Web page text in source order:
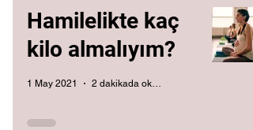
Hamilelikte kaç
kilo almalıyım?
1 May 2021 2 dakikada okunur